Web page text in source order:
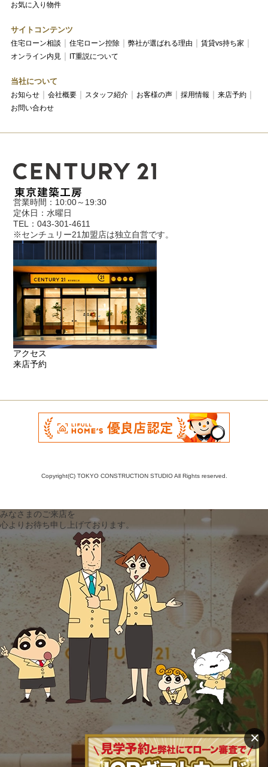
お気に入り物件
サイトコンテンツ
住宅ローン相談 住宅ローン控除 弊社が選ばれる理由
賃貸vs持ち家
オンライン内見
IT重説について
当社について
お知らせ 会社概要 スタッフ紹介 お客様の声 採用情報
来店予約
お問い合わせ
営業時間：10:00～19:30
定休日：水曜日
TEL：043-301-4611
※センチュリー21加盟店は独立自営です。
アクセス
来店予約
Copyright(C) TOKYO CONSTRUCTION STUDIO All Rights reserved.
みなさまのご来店を
心よりお待ち申し上げております。
×